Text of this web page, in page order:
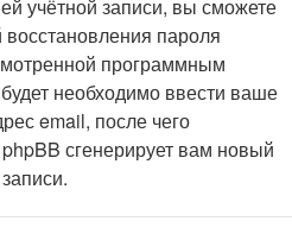
учётной записи, вы сможете
пароля
программным
необходимо ввести ваше
email, после чего
сгенерирует вам новый